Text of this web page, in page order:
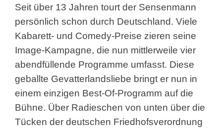
Seit über 13 Jahren tourt der Sensenmann
persönlich schon durch Deutschland. Viele
Kabarett- und Comedy-Preise zieren seine
Image-Kampagne, die nun mittlerweile vier
abendfüllende Programme umfasst. Diese
geballte Gevatterlandsliebe bringt er nun in
einem einzigen Best-Of-Programm auf die
Bühne. Über Radieschen von unten über die
Tücken der deutschen Friedhofsverordnung